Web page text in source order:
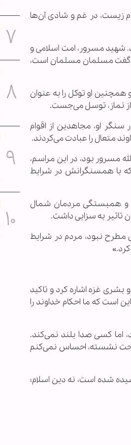
زیست، در غم و شادی آن‌ها
شهید مسرور، امت اسلامی و
مسلمان مسلمان است،
او توکل را به عنوان
از نماز، توسل می‌جست.
او، مجاهدین از اقوام
متعال را عبادت می‌کردند.
مسرور بود، در این مراسم،
با همسنگرانش در شرایط
و همبستگی مردمان شمال
تاثیر به سزایی داشت.
مطرح نبود، مردم در شرایط
بشری غزه اشاره کرد و تاکید
است که ما احکام خداوند را
اما کسی صدا بلند نمی‌کند.
نشسته، احساس نمی‌کنم
شده است، نه دین اسلام؛